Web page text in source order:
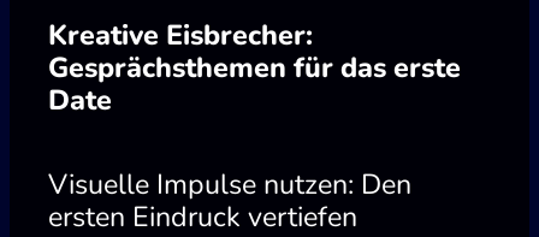
Kreative Eisbrecher:
Gesprächsthemen für das erste
Date
Visuelle Impulse nutzen: Den
ersten Eindruck vertiefen